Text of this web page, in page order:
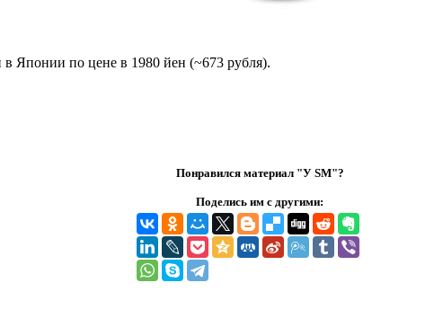
Японии по цене в 1980 йен (~673 рубля).
Понравился материал "У SM"?
Поделись им с другими: